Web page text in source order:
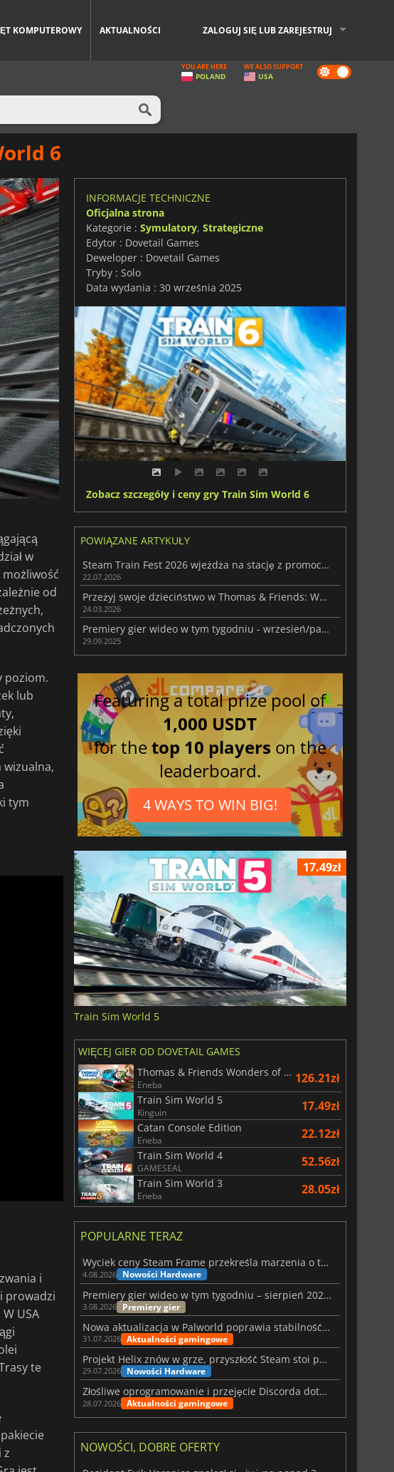
KOMPUTEROWY AKTUALNOŚCI ZALOGUJ SIĘ LUB ZAREJESTRUJ
Dark
mode
YOU ARE HERE
POLAND
WE ALSO SUPPORT
USA
6
w
od
poziom.
lub
tym
i
prowadzi
USA
te
z
INFORMACJE TECHNICZNE
Oficjalna strona
Kategorie : Symulatory, Strategiczne
Edytor : Dovetail Games
Deweloper : Dovetail Games
Tryby : Solo
Data wydania : 30 września 2025
Zobacz szczegóły i ceny gry Train Sim World 6
POWIĄZANE ARTYKUŁY
Steam Train Fest 2026 wjeżdża na stację z promocjami na gry kolejowe
22.07.2026
Przeżyj swoje dzieciństwo w Thomas & Friends: Wonders of Sodor
24.03.2026
Premiery gier wideo w tym tygodniu - wrzesień/październik 2025 (tydzień 40)
29.09.2025
Featuring a total prize pool of
1,000 USDT
for thetop 10 players on the
leaderboard.
4 WAYS TO WIN BIG!
17.49zł
Train Sim World 5
WIĘCEJ GIER OD DOVETAIL GAMES
Thomas & Friends Wonders of Sodor
Eneba 126.21zł
Train Sim World 5
Kinguin 17.49zł
Catan Console Edition
Eneba 22.12zł
Train Sim World 4
GAMESEAL 52.56zł
Train Sim World 3
Eneba 28.05zł
POPULARNE TERAZ
Wyciek ceny Steam Frame przekreśla marzenia o tanim zestawie VR
4.08.2026 Nowości Hardware
Premiery gier wideo w tym tygodniu – sierpień 2026 r. (32. tydzień)
3.08.2026 Premiery gier
Nowa aktualizacja w Palworld poprawia stabilność Sunreach i walk z bossami
31.07.2026 Aktualności gamingowe
Projekt Helix znów w grze, przyszłość Steam stoi pod znakiem zapytania
29.07.2026 Nowości Hardware
Złośliwe oprogramowanie i przejęcie Discorda dotknęły Meccha Chameleon
28.07.2026 Aktualności gamingowe
NOWOŚCI, DOBRE OFERTY